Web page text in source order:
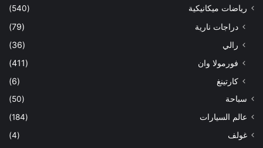
رياضات ميكانيكية
(540)
دراجات نارية
(79)
رالي
(36)
فورمولا وان
(411)
كارتينغ
(6)
سباحة
(50)
عالم السيارات
(184)
غولف
(4)